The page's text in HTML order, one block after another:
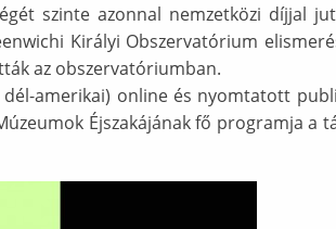
szinte azonnal nemzetközi díjjal
Királyi Obszervatórium
az obszervatóriumban.
amerikai) online és nyomtatott
Éjszakájának fő programja a